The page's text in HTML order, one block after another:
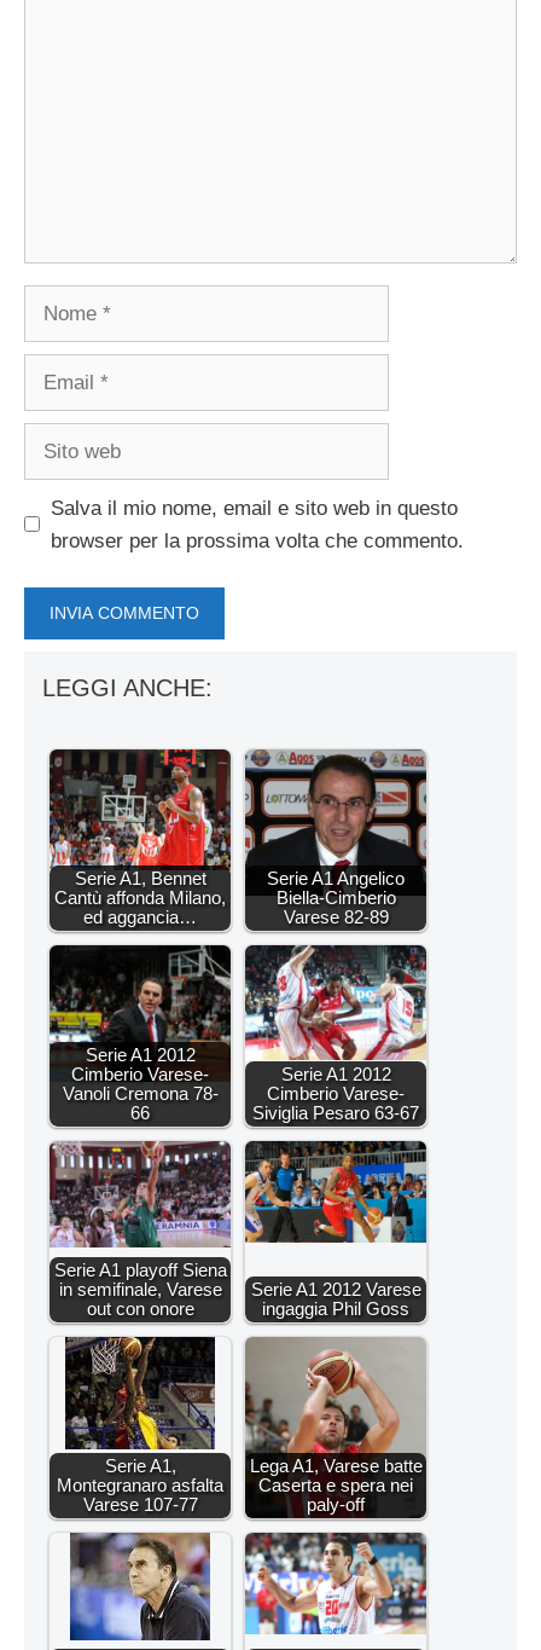
Salva il mio nome, email e sito web in questo
browser per la prossima volta che commento.
LEGGI ANCHE:
Serie A1, Bennet
Cantù affonda Milano,
ed aggancia…
Serie A1 Angelico
Biella-Cimberio
Varese 82-89
Serie A1 2012
Cimberio Varese-
Vanoli Cremona 78-
66
Serie A1 2012
Cimberio Varese-
Siviglia Pesaro 63-67
Serie A1 playoff Siena
in semifinale, Varese
out con onore
Serie A1 2012 Varese
ingaggia Phil Goss
Serie A1,
Montegranaro asfalta
Varese 107-77
Lega A1, Varese batte
Caserta e spera nei
paly-off